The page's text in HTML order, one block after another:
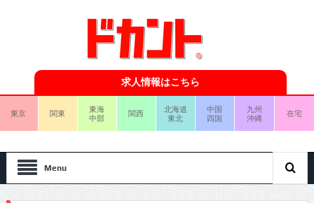
求人情報はこちら
東京 関東
東海
中部
関西
北海道
東北
中国
四国
九州
沖縄
在宅
Menu